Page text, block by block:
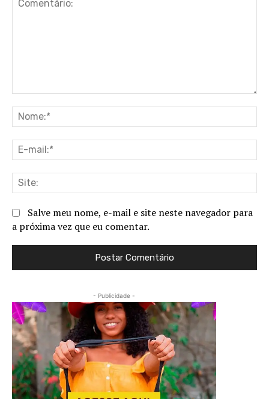
Salve meu nome, e-mail e site neste navegador para
a próxima vez que eu comentar.
- Publicidade -